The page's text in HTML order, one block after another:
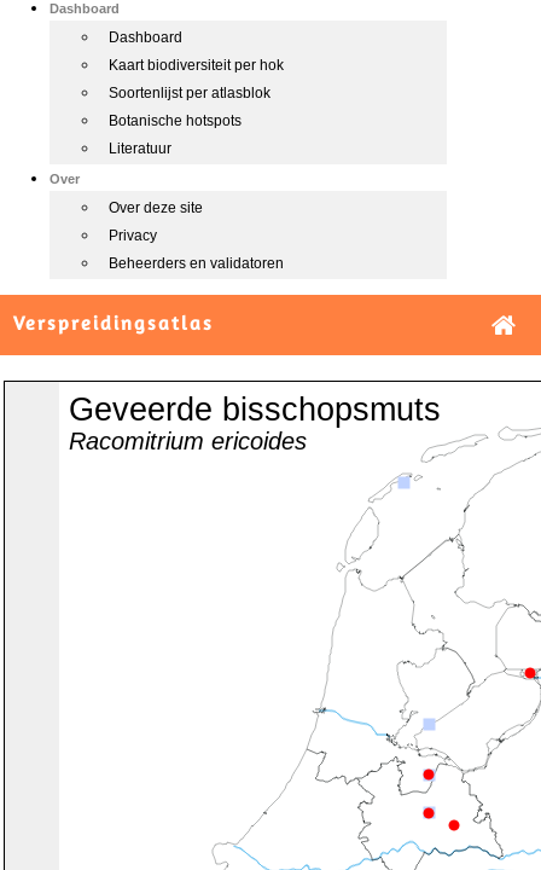
Dashboard
Dashboard
Kaart biodiversiteit per hok
Soortenlijst per atlasblok
Botanische hotspots
Literatuur
Over
Over deze site
Privacy
Beheerders en validatoren
Verspreidingsatlas